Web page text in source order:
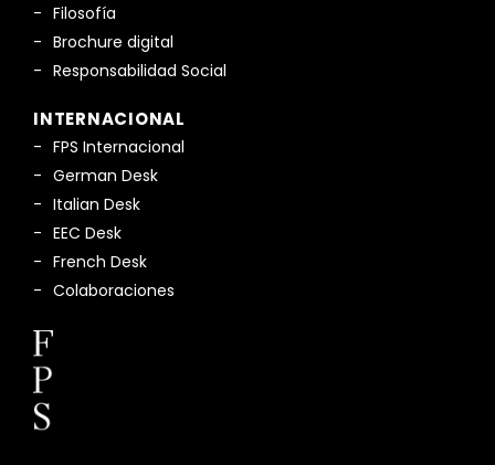
Filosofía
Brochure digital
Responsabilidad Social
INTERNACIONAL
FPS Internacional
German Desk
Italian Desk
EEC Desk
French Desk
Colaboraciones